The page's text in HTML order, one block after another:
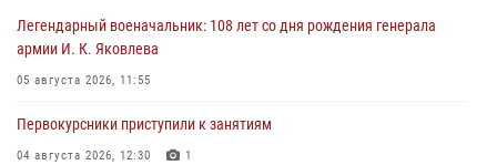
Легендарный военачальник: 108 лет со дня рождения генерала
армии И. К. Яковлева
05 августа 2026, 11:55
Первокурсники приступили к занятиям
04 августа 2026, 12:30 1